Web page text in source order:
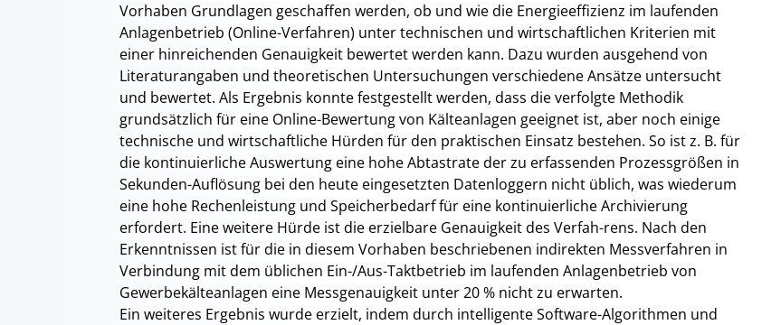
Vorhaben Grundlagen geschaffen werden, ob und wie die Energieeffizienz im laufenden
Anlagenbetrieb (Online-Verfahren) unter technischen und wirtschaftlichen Kriterien mit
einer hinreichenden Genauigkeit bewertet werden kann. Dazu wurden ausgehend von
Literaturangaben und theoretischen Untersuchungen verschiedene Ansätze untersucht
und bewertet. Als Ergebnis konnte festgestellt werden, dass die verfolgte Methodik
grundsätzlich für eine Online-Bewertung von Kälteanlagen geeignet ist, aber noch einige
technische und wirtschaftliche Hürden für den praktischen Einsatz bestehen. So ist z. B. für
die kontinuierliche Auswertung eine hohe Abtastrate der zu erfassenden Prozessgrößen in
Sekunden-Auflösung bei den heute eingesetzten Datenloggern nicht üblich, was wiederum
eine hohe Rechenleistung und Speicherbedarf für eine kontinuierliche Archivierung
erfordert. Eine weitere Hürde ist die erzielbare Genauigkeit des Verfah-rens. Nach den
Erkenntnissen ist für die in diesem Vorhaben beschriebenen indirekten Messverfahren in
Verbindung mit dem üblichen Ein-/Aus-Taktbetrieb im laufenden Anlagenbetrieb von
Gewerbekälteanlagen eine Messgenauigkeit unter 20 % nicht zu erwarten.
Ein weiteres Ergebnis wurde erzielt, indem durch intelligente Software-Algorithmen und